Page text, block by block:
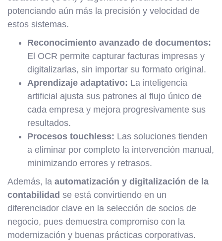
potenciando aún más la precisión y velocidad de
estos sistemas.
Reconocimiento avanzado de documentos:
El OCR permite capturar facturas impresas y
digitalizarlas, sin importar su formato original.
Aprendizaje adaptativo: La inteligencia
artificial ajusta sus patrones al flujo único de
cada empresa y mejora progresivamente sus
resultados.
Procesos touchless: Las soluciones tienden
a eliminar por completo la intervención manual,
minimizando errores y retrasos.
Además, la automatización y digitalización de la
contabilidad se está convirtiendo en un
diferenciador clave en la selección de socios de
negocio, pues demuestra compromiso con la
modernización y buenas prácticas corporativas.